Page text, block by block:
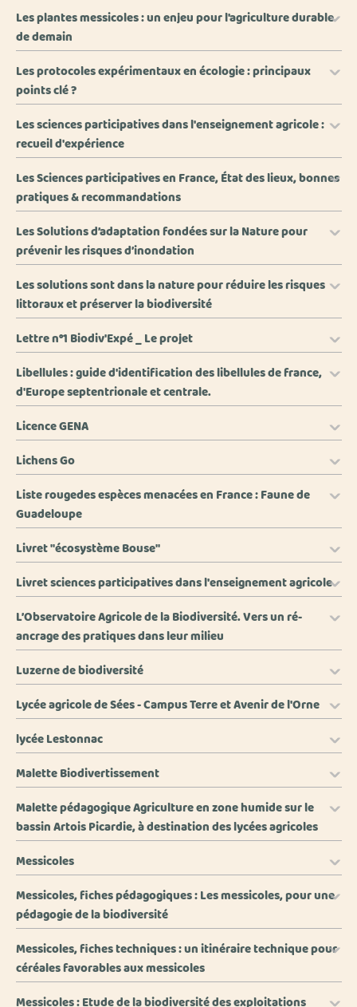
Les plantes messicoles : un enjeu pour l'agriculture durable
de demain
Les protocoles expérimentaux en écologie : principaux
points clé ?
Les sciences participatives dans l'enseignement agricole :
recueil d'expérience
Les Sciences participatives en France, État des lieux, bonnes
pratiques & recommandations
Les Solutions d’adaptation fondées sur la Nature pour
prévenir les risques d’inondation
Les solutions sont dans la nature pour réduire les risques
littoraux et préserver la biodiversité
Lettre n°1 Biodiv'Expé _ Le projet
Libellules : guide d'identification des libellules de france,
d'Europe septentrionale et centrale.
Licence GENA
Lichens Go
Liste rougedes espèces menacées en France : Faune de
Guadeloupe
Livret "écosystème Bouse"
Livret sciences participatives dans l'enseignement agricole
L’Observatoire Agricole de la Biodiversité. Vers un ré-
ancrage des pratiques dans leur milieu
Luzerne de biodiversité
Lycée agricole de Sées - Campus Terre et Avenir de l'Orne
lycée Lestonnac
Malette Biodivertissement
Malette pédagogique Agriculture en zone humide sur le
bassin Artois Picardie, à destination des lycées agricoles
Messicoles
Messicoles, fiches pédagogiques : Les messicoles, pour une
pédagogie de la biodiversité
Messicoles, fiches techniques : un itinéraire technique pour
céréales favorables aux messicoles
Messicoles : Etude de la biodiversité des exploitations